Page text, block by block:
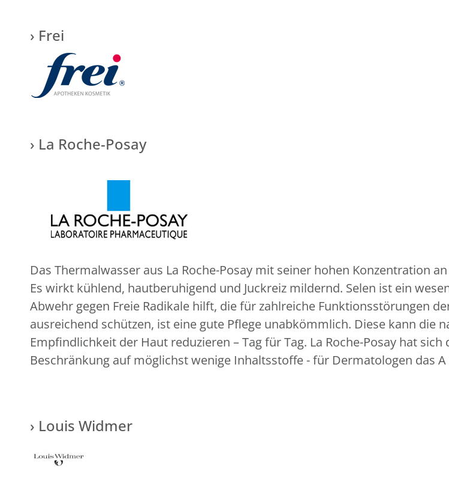
› Frei
› La Roche-Posay
Das Thermalwasser aus La Roche-Posay mit seiner hohen Konzentration
Es wirkt kühlend, hautberuhigend und Juckreiz mildernd. Selen ist ein
Abwehr gegen Freie Radikale hilft, die für zahlreiche Funktionsstörungen
ausreichend schützen, ist eine gute Pflege unabkömmlich. Diese kann
Empfindlichkeit der Haut reduzieren – Tag für Tag. La Roche-Posay hat
Beschränkung auf möglichst wenige Inhaltsstoffe - für Dermatologen das
› Louis Widmer